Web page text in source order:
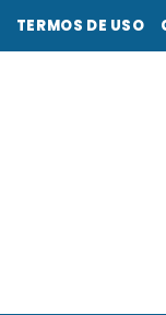
TERMOS DE USO